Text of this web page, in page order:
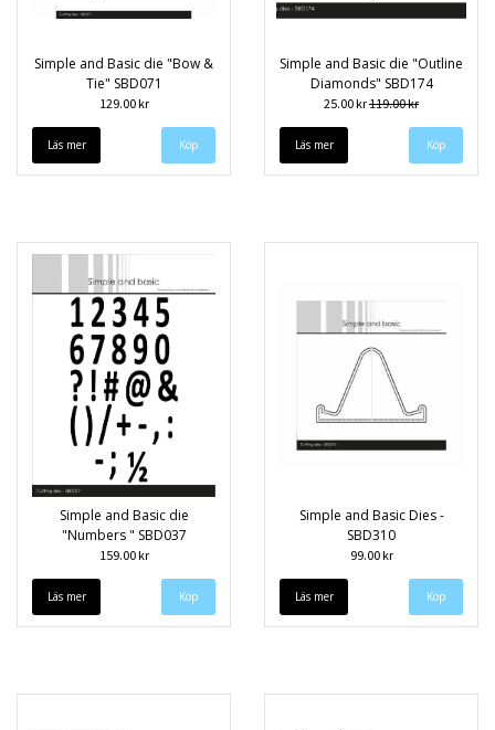
Simple and Basic die "Bow &
Tie" SBD071
129.00 kr
Läs mer
Simple and Basic die "Outline
Diamonds" SBD174
25.00 kr119.00 kr
Läs mer
Simple and Basic die
"Numbers " SBD037
159.00 kr
Läs mer
Simple and Basic Dies -
SBD310
99.00 kr
Läs mer